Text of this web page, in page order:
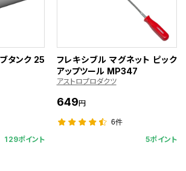
タンク 25
129ポイント
フレキシブル マグネット ピック
アップツール MP347
アストロプロダクツ
649円
6件
5ポイント